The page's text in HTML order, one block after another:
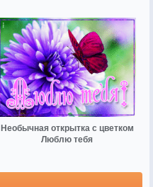
Необычная открытка с цветком
Люблю тебя